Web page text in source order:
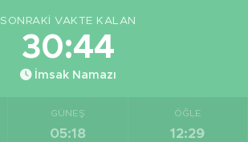
SONRAKI VAKTE KALAN
30:43
İmsak Namazı
GÜNEŞ
05:18
ÖĞLE
12:29